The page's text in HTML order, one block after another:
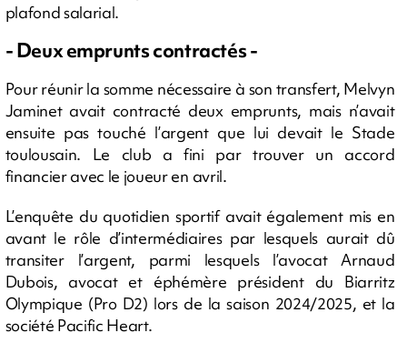
plafond salarial.
- Deux emprunts contractés -
Pour réunir la somme nécessaire à son transfert, Melvyn
Jaminet avait contracté deux emprunts, mais n’avait
ensuite pas touché l’argent que lui devait le Stade
toulousain. Le club a fini par trouver un accord
financier avec le joueur en avril.
L’enquête du quotidien sportif avait également mis en
avant le rôle d’intermédiaires par lesquels aurait dû
transiter l’argent, parmi lesquels l’avocat Arnaud
Dubois, avocat et éphémère président du Biarritz
Olympique (Pro D2) lors de la saison 2024/2025, et la
société Pacific Heart.